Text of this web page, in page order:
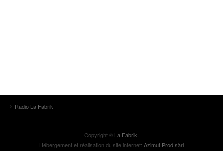
Radio La Fabrik
Copyright © La Fabrik
Hébergement et réalisation du site internet: Azimut Prod sàrl